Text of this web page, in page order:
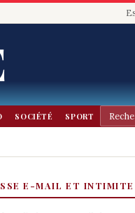
SOCIÉTÉ SPORT
E-MAIL ET INTIMITE